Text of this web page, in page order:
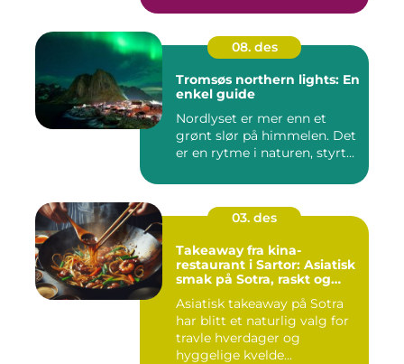
08. des
Tromsøs northern lights: En
enkel guide
Nordlyset er mer enn et
grønt slør på himmelen. Det
er en rytme i naturen, styrt...
03. des
Takeaway fra kina-
restaurant i Sartor: Asiatisk
smak på Sotra, raskt og
Asiatisk takeaway på Sotra
har blitt et naturlig valg for
travle hverdager og
hyggelige kvelde...